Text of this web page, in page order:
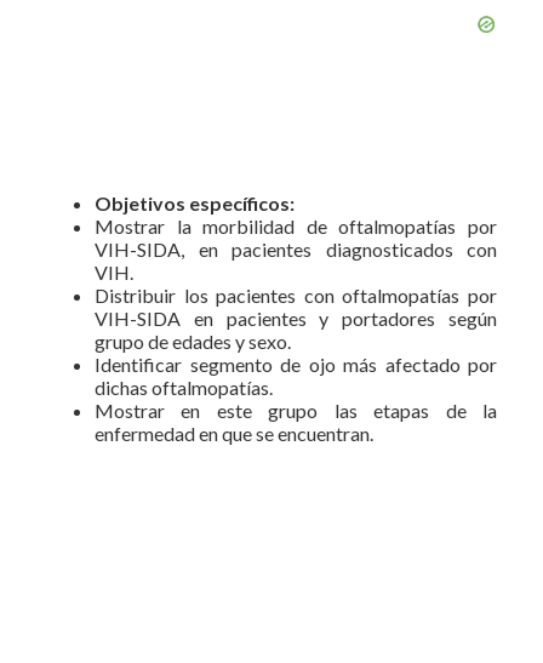
Objetivos específicos:
Mostrar la morbilidad de oftalmopatías por
VIH-SIDA, en pacientes diagnosticados con
VIH.
Distribuir los pacientes con oftalmopatías por
VIH-SIDA en pacientes y portadores según
grupo de edades y sexo.
Identificar segmento de ojo más afectado por
dichas oftalmopatías.
Mostrar en este grupo las etapas de la
enfermedad en que se encuentran.